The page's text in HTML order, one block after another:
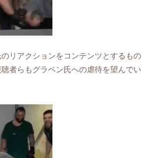
リアクションをコンテンツとするもの
者らもグラベン氏への虐待を望んでい